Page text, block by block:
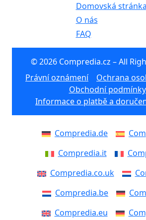
Domovská stránka
O nás
FAQ
© 2026 Compredia.cz – All
Právní oznámení
Ochrana
Obchodní podmínky
Informace o platbě a
Compredia.de
Compredia.it
Compredia.co.uk
Compredia.be
Compredia.eu